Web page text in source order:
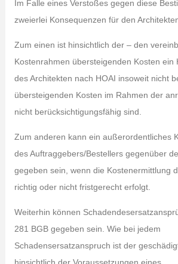
Im Falle eines Verstoßes gegen diese
zweierlei Konsequenzen für den
Zum einen ist hinsichtlich der – den
Kostenrahmen übersteigenden Kosten ein
des Architekten nach HOAI insoweit nicht
übersteigenden Kosten im Rahmen der
nicht berücksichtigungsfähig sind.
Zum anderen kann ein außerordentliches
des Auftraggebers/Bestellers gegenüber
gegeben sein, wenn die Kostenermittlung
richtig oder nicht fristgerecht erfolgt.
Weiterhin können
281 BGB gegeben sein. Wie bei jedem
Schadensersatzanspruch ist der